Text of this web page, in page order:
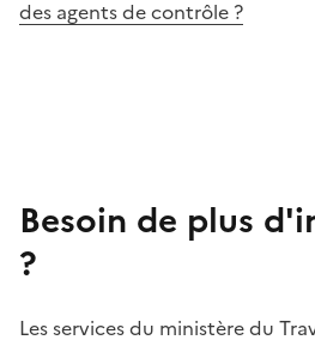
des agents de contrôle ?
Besoin de plus
?
Les services du ministère du